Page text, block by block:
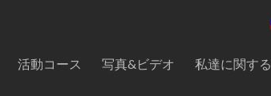
活動コース 写真&ビデオ 私達に関する